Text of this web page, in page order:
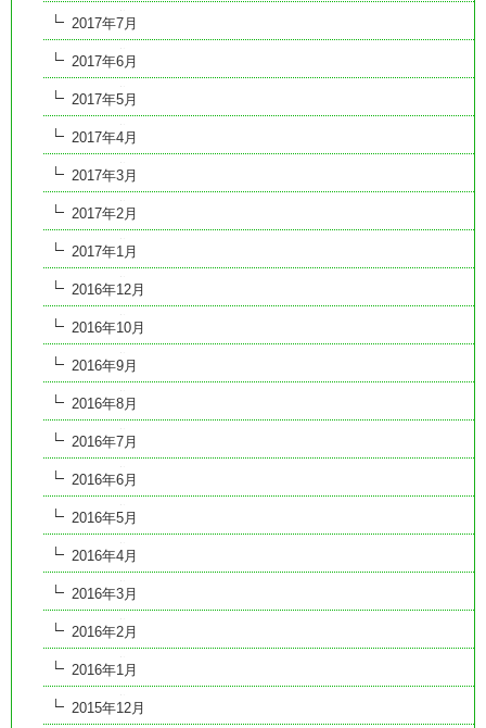
2017年7月
2017年6月
2017年5月
2017年4月
2017年3月
2017年2月
2017年1月
2016年12月
2016年10月
2016年9月
2016年8月
2016年7月
2016年6月
2016年5月
2016年4月
2016年3月
2016年2月
2016年1月
2015年12月